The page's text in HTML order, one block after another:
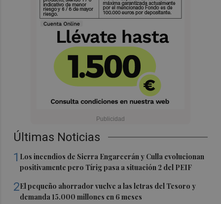
Últimas Noticias
1 Los incendios de Sierra Engarcerán y Culla evolucionan
positivamente pero Tírig pasa a situación 2 del PEIF
2El pequeño ahorrador vuelve a las letras del Tesoro y
demanda 15.000 millones en 6 meses